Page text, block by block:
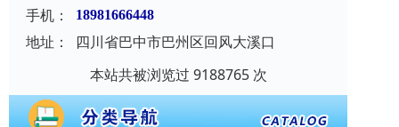
手机：
18981666448
地址：
四川省巴中市巴州区回风大溪口
本站共被浏览过 9188765 次